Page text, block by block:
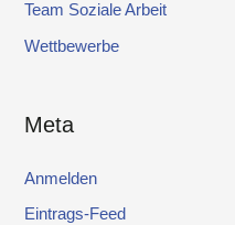
Team Soziale Arbeit
Wettbewerbe
Meta
Anmelden
Eintrags-Feed